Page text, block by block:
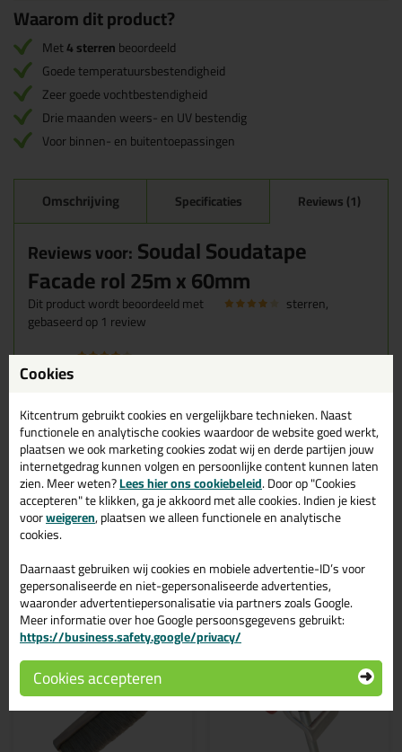
Waarom dit product?
Met4 sterrenbeoordeeld
Goede temperatuursbestendigheid
Zeer goede vochtbestendigheid
Drie maanden weers- en UV bestendig
Voor binnen- en buitentoepassingen
Omschrijving Specificaties Reviews (1)
Reviews voor:Soudal Soudatape
Facade rol 25m x 60mm
Dit product wordt beoordeeld met sterren,
gebaseerd op1 review
Gebruikt voor luchtdicht afplakken pirplaat->gordingen.
hout
Geschreven door Koen op 9 juli 2024
Ook een review schrijven?
Schrijf hier je review over Soudal Soudatape Facade rol 25m x
60mm >
Gerelateerde producten
Cookies
Kitcentrum gebruikt cookies en vergelijkbare technieken. Naast
functionele en analytische cookies waardoor de website goed werkt,
plaatsen we ook marketing cookies zodat wij en derde partijen jouw
internetgedrag kunnen volgen en persoonlijke content kunnen laten
zien. Meer weten?Lees hier ons cookiebeleid. Door op "Cookies
accepteren" te klikken, ga je akkoord met alle cookies. Indien je kiest
voorweigeren, plaatsen we alleen functionele en analytische
cookies.
Daarnaast gebruiken wij cookies en mobiele advertentie-ID’s voor
gepersonaliseerde en niet-gepersonaliseerde advertenties,
waaronder advertentiepersonalisatie via partners zoals Google.
Meer informatie over hoe Google persoonsgegevens gebruikt:
https://business.safety.google/privacy/
Cookies accepteren